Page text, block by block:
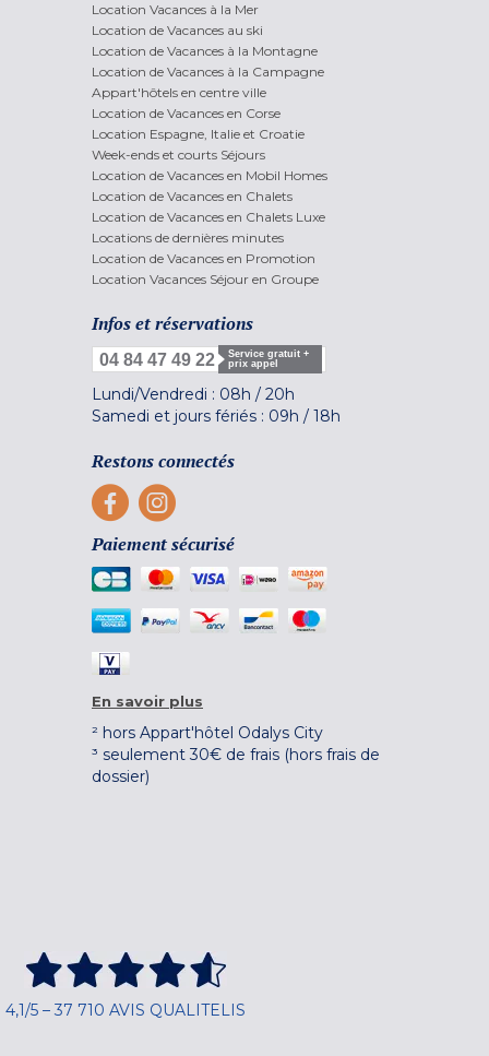
Location Vacances à la Mer
Location de Vacances au ski
Location de Vacances à la Montagne
Location de Vacances à la Campagne
Appart'hôtels en centre ville
Location de Vacances en Corse
Location Espagne, Italie et Croatie
Week-ends et courts Séjours
Location de Vacances en Mobil Homes
Location de Vacances en Chalets
Location de Vacances en Chalets Luxe
Locations de dernières minutes
Location de Vacances en Promotion
Location Vacances Séjour en Groupe
Infos et réservations
04 84 47 49 22
Service gratuit +
prix appel
Lundi/Vendredi : 08h / 20h
Samedi et jours fériés : 09h / 18h
Restons connectés
Paiement sécurisé
En savoir plus
² hors Appart'hôtel Odalys City
³ seulement 30€ de frais (hors frais de
dossier)
4,1/5 – 37 710 AVIS QUALITELIS